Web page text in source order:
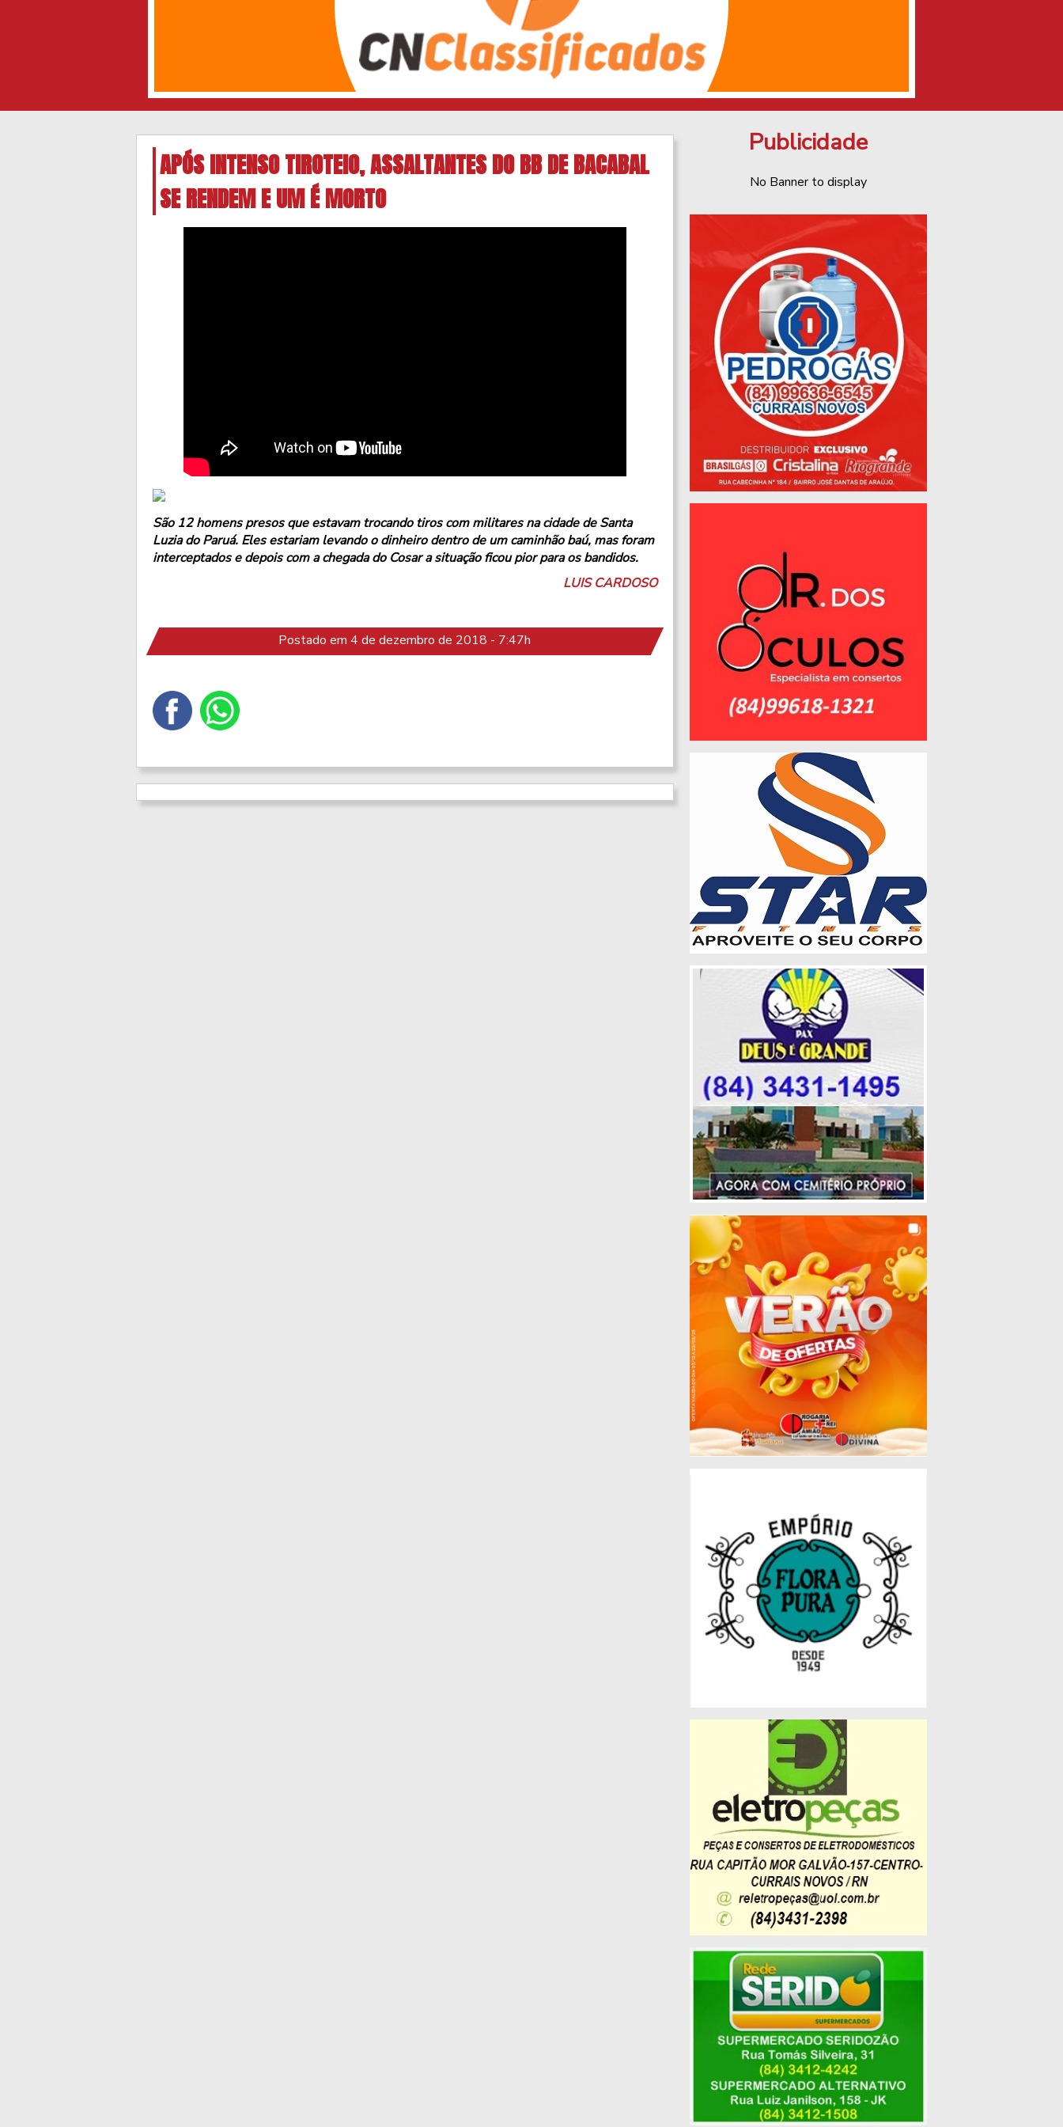
APÓS INTENSO TIROTEIO, ASSALTANTES DO BB DE BACABAL
SE RENDEM E UM É MORTO
São 12 homens presos que estavam trocando tiros com militares na cidade de Santa
Luzia do Paruá. Eles estariam levando o dinheiro dentro de um caminhão baú, mas foram
interceptados e depois com a chegada do Cosar a situação ficou pior para os bandidos.
LUIS CARDOSO
Postado em 4 de dezembro de 2018 - 7:47h
Publicidade
No Banner to display